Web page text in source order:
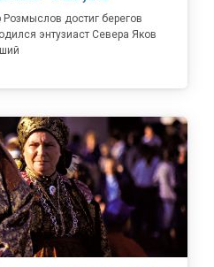
достиг берегов
энтузиаст Севера Яков